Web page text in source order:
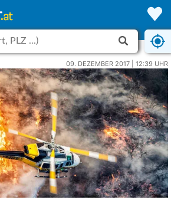
09. DEZEMBER 2017 | 12:39 UHR